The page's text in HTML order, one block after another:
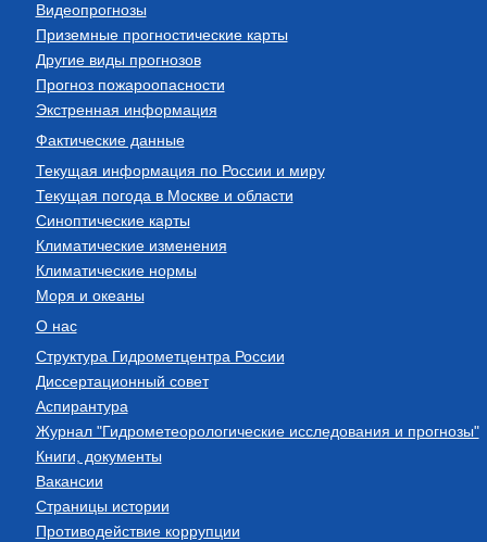
Видеопрогнозы
Приземные прогностические карты
Другие виды прогнозов
Прогноз пожароопасности
Экстренная информация
Фактические данные
Текущая информация по России и миру
Текущая погода в Москве и области
Синоптические карты
Климатические изменения
Климатические нормы
Моря и океаны
О нас
Структура Гидрометцентра России
Диссертационный совет
Аспирантура
Журнал "Гидрометеорологические исследования и прогнозы"
Книги, документы
Вакансии
Страницы истории
Противодействие коррупции